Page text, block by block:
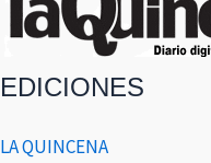
EDICIONES
LA QUINCENA